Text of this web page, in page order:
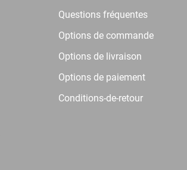
Questions fréquentes
Options de commande
Options de livraison
Options de paiement
Conditions-de-retour